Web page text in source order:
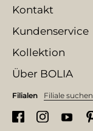
Kontakt
Kundenservice
Kollektion
Über BOLIA
Filialen Filiale suchen